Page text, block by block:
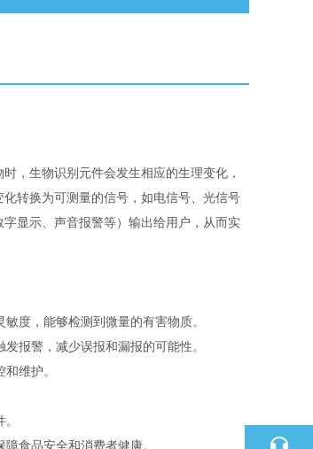
，生物识别元件会发生相应的生理变化，
转换为可测量的信号，如电信号、光信号
显示、声音报警等）输出给用户，从而实
度，能够检测到微量的有害物质。
报警，减少误报和漏报的可能性。
维护。
食品安全和消费者健康。